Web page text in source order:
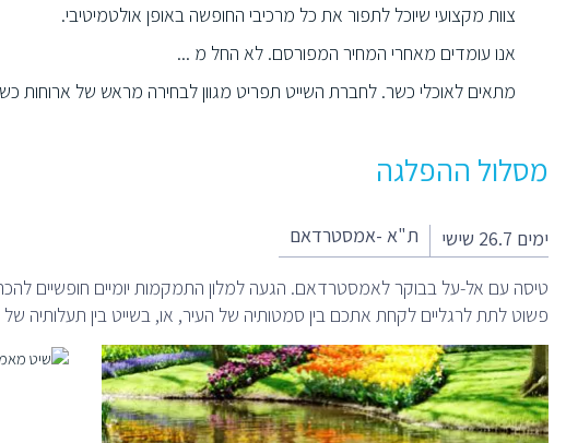
צוות מקצועי שיוכל לתפור את כל מרכיבי החופשה באופן אולטמיטיבי.
אנו עומדים מאחרי המחיר המפורסם. לא החל מ ...
מתאים לאוכלי כשר. לחברת השייט תפריט מגוון לבחירה מראש של ארוחות
מסלול ההפלגה
ימים 26.7 שישי ת"א -אמסטרדאם
פשוט לתת לרגליים לקחת אתכם בין סמטותיה של העיר, או, בשייט בין תעלותיה של